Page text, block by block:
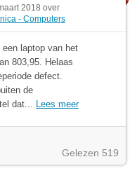
2018 over
- Computers
laptop van het
803,95. Helaas
defect.
de
dat... Lees meer
Gelezen 519